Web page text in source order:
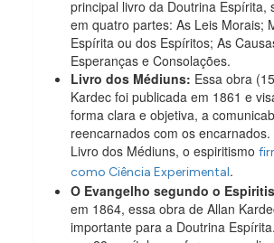
principal livro da Doutrina Espírita,
em quatro partes: As Leis Morais;
Espírita ou dos Espíritos; As
Esperanças e Consolações.
Livro dos Médiuns: Essa obra
Kardec foi publicada em 1861 e
forma clara e objetiva, a
reencarnados com os
Livro dos Médiuns, o espiritismo
como Ciência Experimental.
O Evangelho segundo o
em 1864, essa obra de Allan
importante para a Doutrina